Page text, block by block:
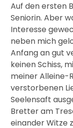
Auf den ersten
Seniorin. Aber
Interesse
neben mich
Anfang an gut
keinen Schiss,
meiner Alleine-
verstorbenen
Seelensaft
Bretter am
einander Witze